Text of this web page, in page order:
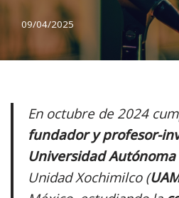
09/04/2025
En octubre de 2024
fundador y profesor-
Universidad
Unidad Xochimilco (